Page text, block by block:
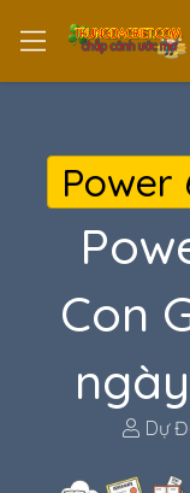
Con
T
Dự